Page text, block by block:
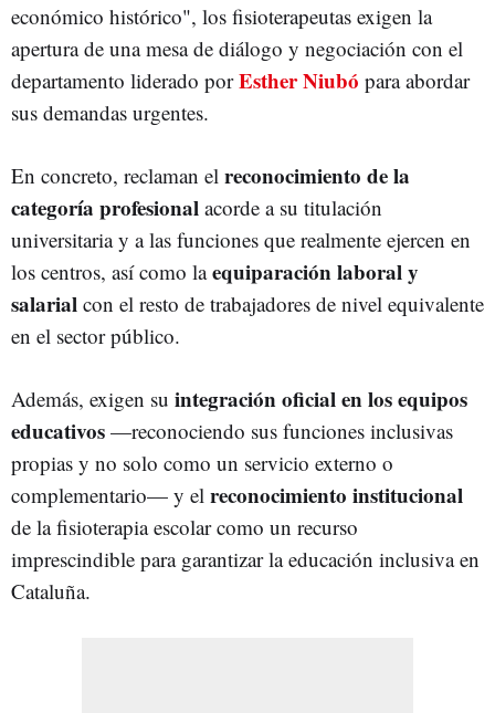
económico histórico", los fisioterapeutas exigen la
apertura de una mesa de diálogo y negociación con el
departamento liderado porEsther Niubó para abordar
sus demandas urgentes.
En concreto, reclaman el reconocimiento de la
categoría profesional acorde a su titulación
universitaria y a las funciones que realmente ejercen en
los centros, así como laequiparación laboral y
salarial con el resto de trabajadores de nivel equivalente
en el sector público.
Además, exigen su integración oficial en los equipos
educativos —reconociendo sus funciones inclusivas
propias y no solo como un servicio externo o
complementario— y el reconocimiento institucional
de la fisioterapia escolar como un recurso
imprescindible para garantizar la educación inclusiva en
Cataluña.